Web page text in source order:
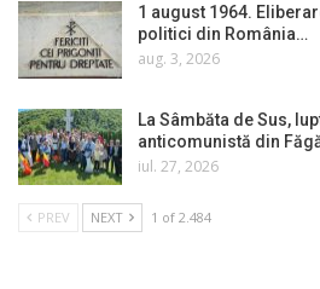
1 august 1964.
politici din România…
aug. 3, 2026
La Sâmbăta de Sus,
anticomunistă din
iul. 27, 2026
PREV NEXT 1 of 2.484